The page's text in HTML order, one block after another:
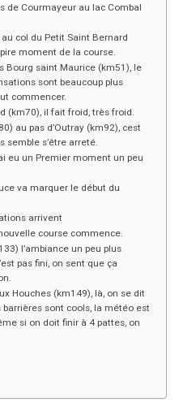
de Courmayeur au lac Combal
col du Petit Saint Bernard
moment de la course.
Bourg saint Maurice (km51), le
sont beaucoup plus
commencer.
(km70), il fait froid, très froid.
au pas d’Outray (km92), cest
s’être arreté.
eu un Premier moment un peu
va marquer le début du
arrivent
course commence.
l’ambiance un peu plus
pas fini, on sent que ça
Houches (km149), là, on se dit
sont cools, la météo est
si on doit finir à 4 pattes, on